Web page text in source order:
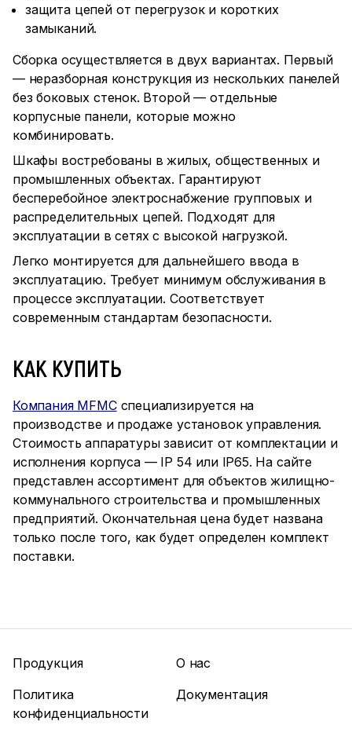
защита цепей от перегрузок и коротких
замыканий.
Сборка осуществляется в двух вариантах. Первый
— неразборная конструкция из нескольких панелей
без боковых стенок. Второй — отдельные
корпусные панели, которые можно
комбинировать.
Шкафы востребованы в жилых, общественных и
промышленных объектах. Гарантируют
бесперебойное электроснабжение групповых и
распределительных цепей. Подходят для
эксплуатации в сетях с высокой нагрузкой.
Легко монтируется для дальнейшего ввода в
эксплуатацию. Требует минимум обслуживания в
процессе эксплуатации. Соответствует
современным стандартам безопасности.
КАК КУПИТЬ
Компания MFMCспециализируется на
производстве и продаже установок управления.
Стоимость аппаратуры зависит от комплектации и
исполнения корпуса — IP 54 или IP65. На сайте
представлен ассортимент для объектов жилищно-
коммунального строительства и промышленных
предприятий. Окончательная цена будет названа
только после того, как будет определен комплект
поставки.
Продукция
О нас
Политика
конфиденциальности
Документация